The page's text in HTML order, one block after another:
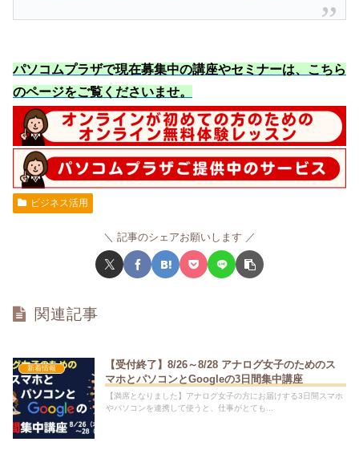
パソコムプラザで現在募集中の講座やセミナーは、こちら
のページをご覧くださいませ。
ビジネス活用
記事のシェアお願いします
関連記事
新着情報
【受付終了】8/26～8/28 アナログ女子のためのス
マホとパソコンとGoogleの3日間集中講座
【満席となりました】アナログ女子の方にお届けする3日間スマホ
やパソコンを連携して使うと、仕事がとても...